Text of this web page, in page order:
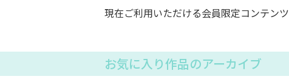
現在ご利用いただける会員限定コンテンツ
お気に入り作品のアーカイブ